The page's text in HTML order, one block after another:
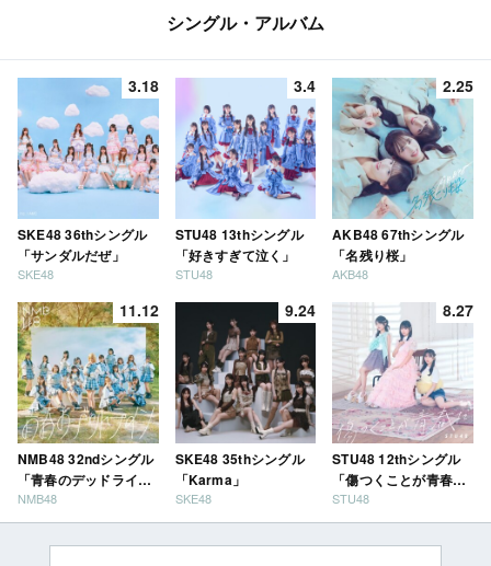
シングル・アルバム
3.18
SKE48 36thシングル
「サンダルだぜ」
SKE48
3.4
STU48 13thシングル
「好きすぎて泣く」
STU48
2.25
AKB48 67thシングル
「名残り桜」
AKB48
11.12
NMB48 32ndシングル
「青春のデッドライ
ン」
NMB48
9.24
SKE48 35thシングル
「Karma」
SKE48
8.27
STU48 12thシングル
「傷つくことが青春
だ」
STU48